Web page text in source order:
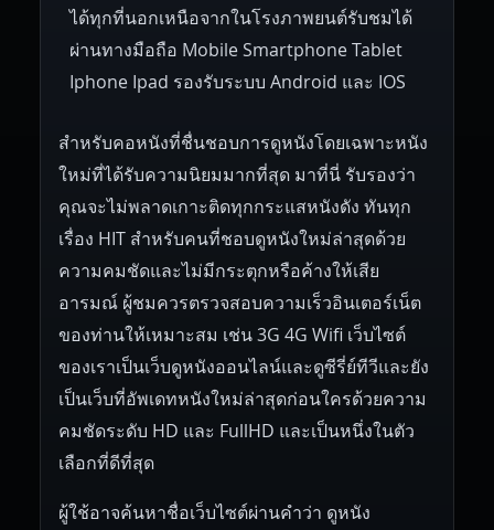
ได้ทุกที่นอกเหนือจากในโรงภาพยนต์รับชมได้
ผ่านทางมือถือ Mobile Smartphone Tablet
Iphone Ipad รองรับระบบ Android และ IOS
สำหรับคอหนังที่ชื่นชอบการดูหนังโดยเฉพาะหนัง
ใหม่ที่ได้รับความนิยมมากที่สุด มาที่นี่ รับรองว่า
คุณจะไม่พลาดเกาะติดทุกกระแสหนังดัง ทันทุก
เรื่อง HIT สำหรับคนที่ชอบดูหนังใหม่ล่าสุดด้วย
ความคมชัดและไม่มีกระตุกหรือค้างให้เสีย
อารมณ์ ผู้ชมควรตรวจสอบความเร็วอินเตอร์เน็ต
ของท่านให้เหมาะสม เช่น 3G 4G Wifi เว็บไซต์
ของเราเป็นเว็บดูหนังออนไลน์และดูซีรี่ย์ทีวีและยัง
เป็นเว็บที่อัพเดทหนังใหม่ล่าสุดก่อนใครด้วยความ
คมชัดระดับ HD และ FullHD และเป็นหนึ่งในตัว
เลือกที่ดีที่สุด
ผู้ใช้อาจค้นหาชื่อเว็บไซต์ผ่านคำว่า ดูหนัง